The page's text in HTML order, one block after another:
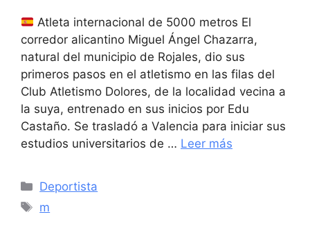
Atleta internacional de 5000 metros El
corredor alicantino Miguel Ángel Chazarra,
natural del municipio de Rojales, dio sus
primeros pasos en el atletismo en las filas del
Club Atletismo Dolores, de la localidad vecina a
la suya, entrenado en sus inicios por Edu
Castaño. Se trasladó a Valencia para iniciar sus
estudios universitarios de … Leer más
Categorías
Deportista
Etiquetas
m